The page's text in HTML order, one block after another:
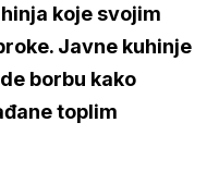
koje svojim
Javne kuhinje
borbu kako
toplim